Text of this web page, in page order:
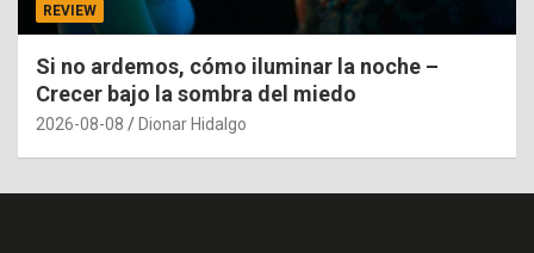
REVIEW
Si no ardemos, cómo iluminar la noche –
Crecer bajo la sombra del miedo
2026-08-08 Dionar Hidalgo